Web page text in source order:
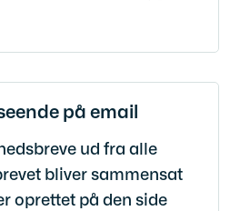
på email
ud fra alle
bliver sammensat
oprettet på den side